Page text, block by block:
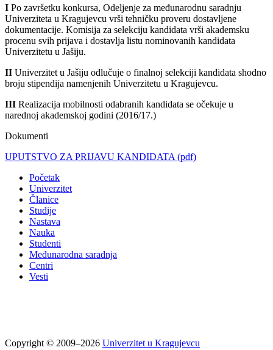
I Po završetku konkursa, Odeljenje za međunarodnu saradnju
Univerziteta u Kragujevcu vrši tehničku proveru dostavljene
dokumentacije. Komisija za selekciju kandidata vrši akademsku
procenu svih prijava i dostavlja listu nominovanih kandidata
Univerzitetu u Jašiju.
II Univerzitet u Jašiju odlučuje o finalnoj selekciji kandidata shodno
broju stipendija namenjenih Univerzitetu u Kragujevcu.
III Realizacija mobilnosti odabranih kandidata se očekuje u
narednoj akademskoj godini (2016/17.)
Dokumenti
UPUTSTVO ZA PRIJAVU KANDIDATA (pdf)
Početak
Univerzitet
Članice
Studije
Nastava
Nauka
Studenti
Međunarodna saradnja
Centri
Vesti
Copyright © 2009–2026 Univerzitet u Kragujevcu